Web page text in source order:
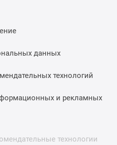
данных
технологий
и рекламных
технологии